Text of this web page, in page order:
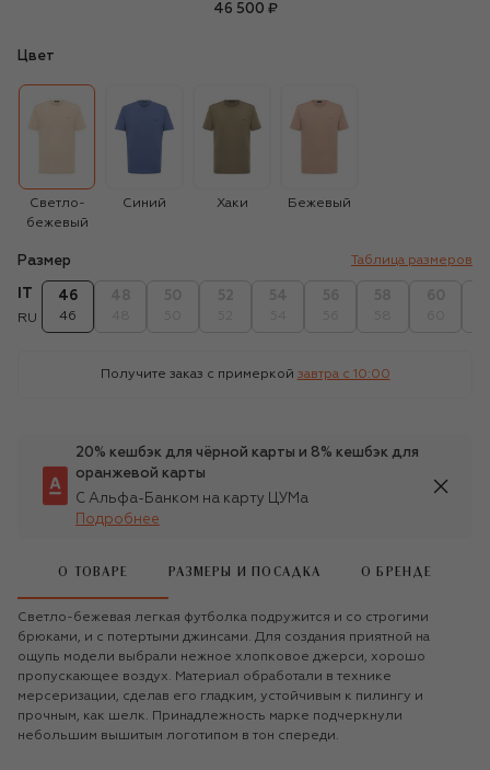
46 500 ₽
Цвет
Светло-
бежевый
Синий Хаки Бежевый
Размер Таблица размеров
RU
46
46
Получите заказ с примеркой завтра c 10:00
20% кешбэк для чёрной карты и 8% кешбэк для
оранжевой карты
С Альфа-Банком на карту ЦУМа
Подробнее
О ТОВАРЕ РАЗМЕРЫ И ПОСАДКА О БРЕНДЕ
Светло-бежевая легкая футболка подружится и со строгими
брюками, и с потертыми джинсами. Для создания приятной на
ощупь модели выбрали нежное хлопковое джерси, хорошо
пропускающее воздух. Материал обработали в технике
мерсеризации, сделав его гладким, устойчивым к пилингу и
прочным, как шелк. Принадлежность марке подчеркнули
небольшим вышитым логотипом в тон спереди.